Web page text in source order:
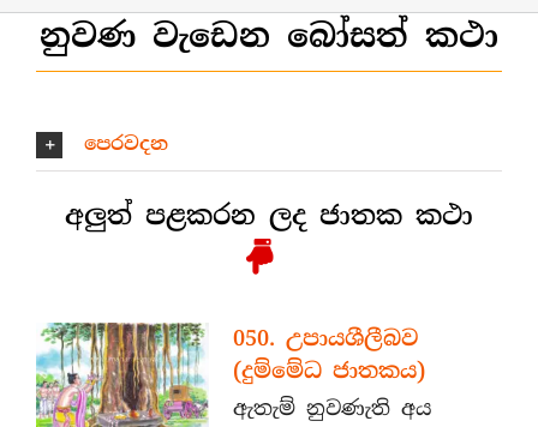
නුවණ වැඩෙන බෝසත් කථා
පෙරවදන
අලුත් පළකරන ලද ජාතක කථා
050. උපායශීලීබව
(දුම්මේධ ජාතකය)
ඇතැම් නුවණැති අය